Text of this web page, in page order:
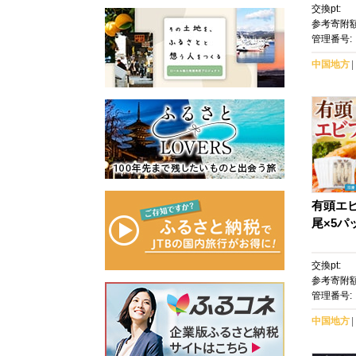
交換pt:
参考寄附
管理番号:
中国地方
有頭エ
尾×5パ
交換pt:
参考寄附
管理番号:
中国地方